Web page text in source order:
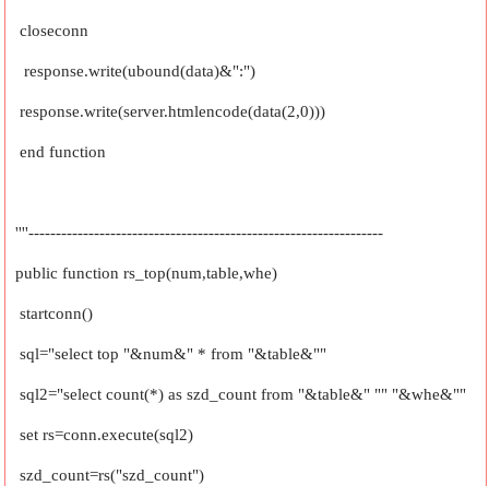
closeconn
response.write(ubound(data)&":")
response.write(server.htmlencode(data(2,0)))
end function
''''-----------------------------------------------------------------
public function rs_top(num,table,whe)
startconn()
sql="select top "&num&" * from "&table&""
sql2="select count(*) as szd_count from "&table&" "" "&whe&""
set rs=conn.execute(sql2)
szd_count=rs("szd_count")